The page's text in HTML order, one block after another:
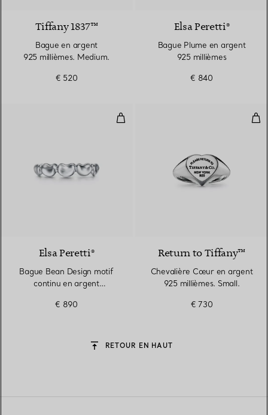
Tiffany 1837™
Bague en argent
925 millièmes. Medium.
€ 520
Elsa Peretti®
Bague Plume en argent
925 millièmes
€ 840
Bague Bean Design motif
Elsa Peretti®
Bague Bean Design motif
continu en argent
€ 890
Return to Tiffany™
Chevalière Cœur en argent
925 millièmes. Small.
€ 730
RETOUR EN HAUT